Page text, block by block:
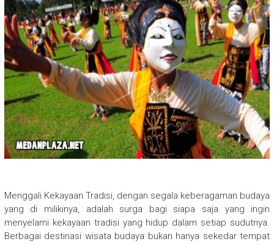
Menggali Kekayaan Tradisi, dengan segala keberagaman budaya
yang di milikinya, adalah surga bagi siapa saja yang ingin
menyelami kekayaan tradisi yang hidup dalam setiap sudutnya.
Berbagai destinasi wisata budaya bukan hanya sekedar tempat